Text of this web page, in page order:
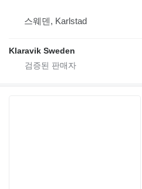
스웨덴, Karlstad
Klaravik Sweden